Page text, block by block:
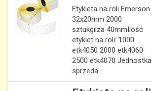
Etykieta na roli Emerson
32x20mm 2000
sztukgilza 40mmIlość
etykiet na roli: 1000
etk4050 2000 etk4060
2500 etk4070 Jednostka
sprzeda...